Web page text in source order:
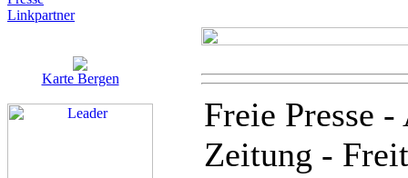
Linkpartner
Karte Bergen
Freie Presse
Zeitung -